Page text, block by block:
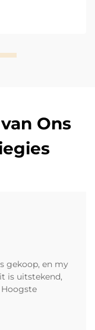
son
Ons
gekoop, en my
is uitstekend,